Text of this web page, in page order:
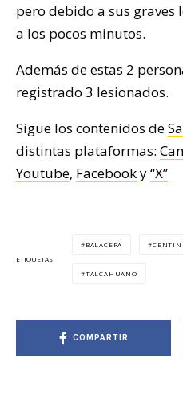
pero debido a sus
a los pocos minutos.
Además de estas 2
registrado 3 lesionados.
Sigue los contenidos de
distintas plataformas:
Youtube, Facebooky“X”
ETIQUETAS
BALACERA
TALCAHUANO
COMPARTIR